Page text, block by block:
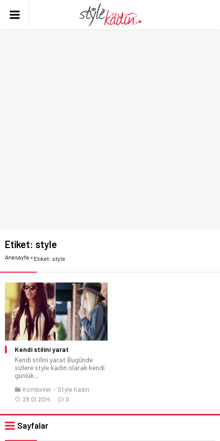
Etiket: style
Anasayfa » Etiket: style
Kendi stilini yarat
Kendi stilini yarat Bugünde
sizlere style kadın olarak kendi
günlük...
Kombinler
Style Kadın
28.01.2014
0
Sayfalar